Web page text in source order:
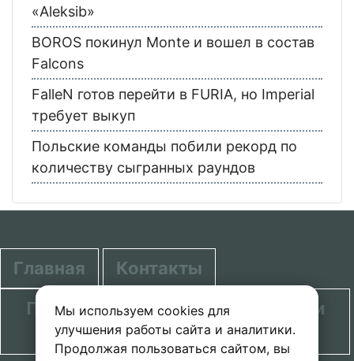
Мы используем cookies для
улучшения работы сайта и аналитики.
Продолжая пользоваться сайтом, вы
«Aleksib»
BOROS покинул Monte и вошел в состав
Falcons
FalleN готов перейти в FURIA, но Imperial
требует выкуп
Польские команды побили рекорд по
количеству сыгранных раундов
Главная
Контакты
Политика в отношении обработки
персональных данных